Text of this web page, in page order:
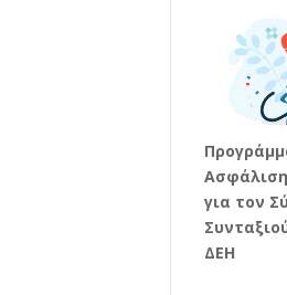
για τον
ΔΕΗ